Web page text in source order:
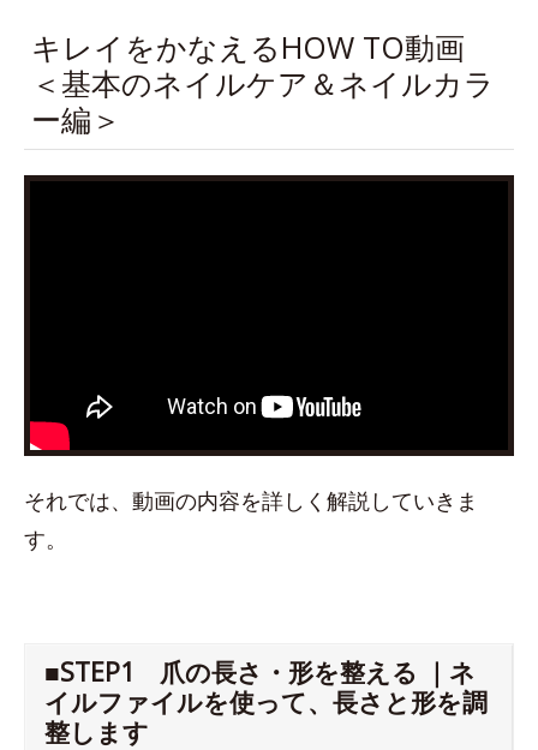
キレイをかなえるHOW TO動画
＜基本のネイルケア＆ネイルカラ
ー編＞
それでは、動画の内容を詳しく解説していきま
す。
■STEP1 爪の長さ・形を整える ｜ネ
イルファイルを使って、長さと形を調
整します